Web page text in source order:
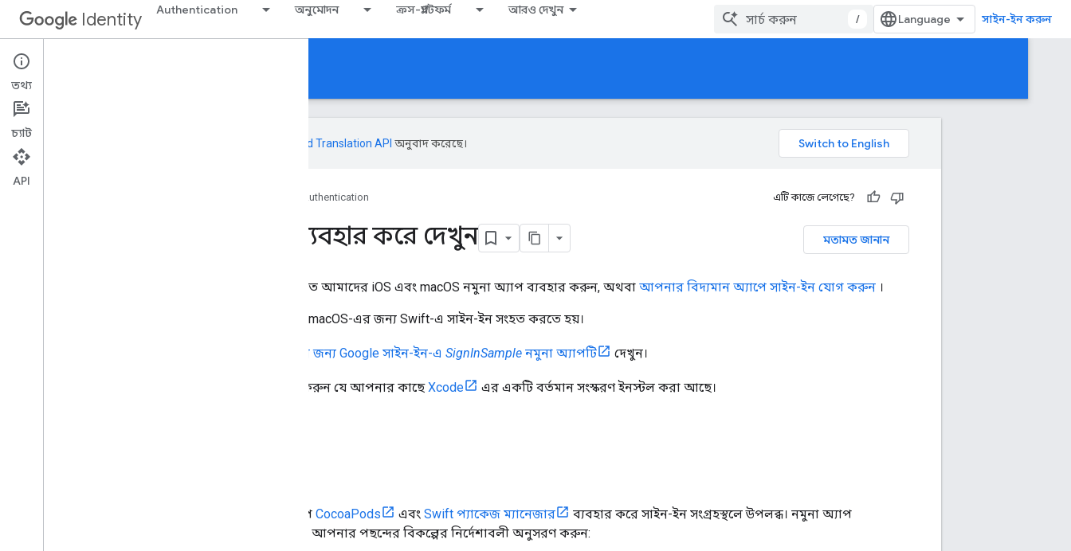
Identity Authentication অনুমোদন ক্রস-প্ল্যাটফর্ম আরও দেখুন
/ সাইন-ইন করুন
Authentication
Cloud Translation API অনুবাদ করেছে।
Authentication এটি কাজে লেগেছে?
মতামত জানান
OS স্যাম্পল অ্যাপ ব্যবহার করে দেখুন
সাইন-ইন কীভাবে কাজ করে তা দেখতে আমাদের iOS এবং macOS নমুনা অ্যাপ ব্যবহার করুন, অথবা আপনার বিদ্যমান অ্যাপে সাইন-ইন যোগ করুন ।
এই নমুনাটি দেখায় কিভাবে iOS এবং macOS-এর জন্য Swift-এ সাইন-ইন সংহত করতে হয়।
iOS সংগ্রহস্থলের জন্য Google সাইন-ইন-এ SignInSample নমুনা অ্যাপটি দেখুন।
এই নমুনাটি ব্যবহার করতে, নিশ্চিত করুন যে আপনার কাছেXcode এর একটি বর্তমান সংস্করণ ইনস্টল করা আছে।
Swift নমুনা অ্যাপ CocoaPods এবং Swift প্যাকেজ ম্যানেজার
ব্যবহার করে সাইন-ইন সংগ্রহস্থলে উপলব্ধ। নমুনা অ্যাপ
ডাউনলোড এবং চালানোর জন্য নীচে আপনার পছন্দের বিকল্পের নির্দেশাবলী অনুসরণ করুন:
তথ্য
চ্যাট
API